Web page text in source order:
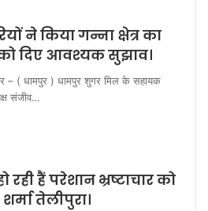
ने किया गन्ना क्षेत्र का
को दिए आवश्यक सुझाव।
– ( धामपुर ) धामपुर शुगर मिल के सहायक
संजीव…
रही हैं परेशान भ्रष्टाचार को
तेलीपुरा।